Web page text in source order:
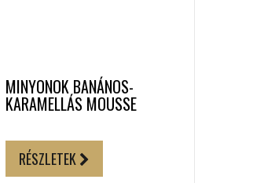
MINYONOK BANÁNOS-
KARAMELLÁS MOUSSE
RÉSZLETEK